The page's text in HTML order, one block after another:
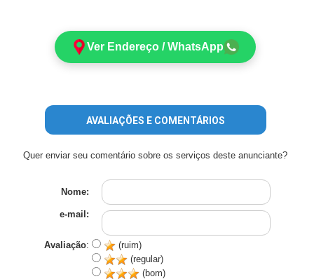
Ver Endereço / WhatsApp
AVALIAÇÕES E COMENTÁRIOS
Quer enviar seu comentário sobre os serviços deste anunciante?
Nome:
e-mail:
Avaliação:
(ruim)
(regular)
(bom)